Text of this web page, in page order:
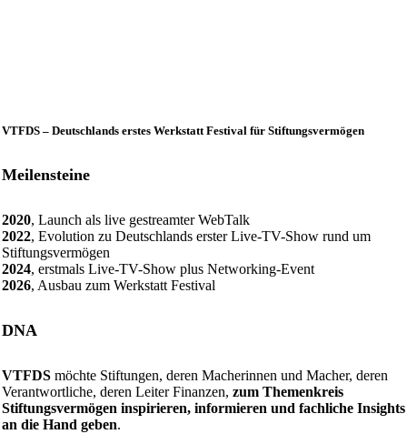
VTFDS – Deutschlands erstes Werkstatt Festival für Stiftungsvermögen
Meilensteine
2020, Launch als live gestreamter WebTalk
2022, Evolution zu Deutschlands erster Live-TV-Show rund um
Stiftungsvermögen
2024, erstmals Live-TV-Show plus Networking-Event
2026, Ausbau zum Werkstatt Festival
DNA
VTFDS möchte Stiftungen, deren Macherinnen und Macher, deren
Verantwortliche, deren Leiter Finanzen, zum Themenkreis
Stiftungsvermögen inspirieren, informieren und fachliche Insights
an die Hand geben.